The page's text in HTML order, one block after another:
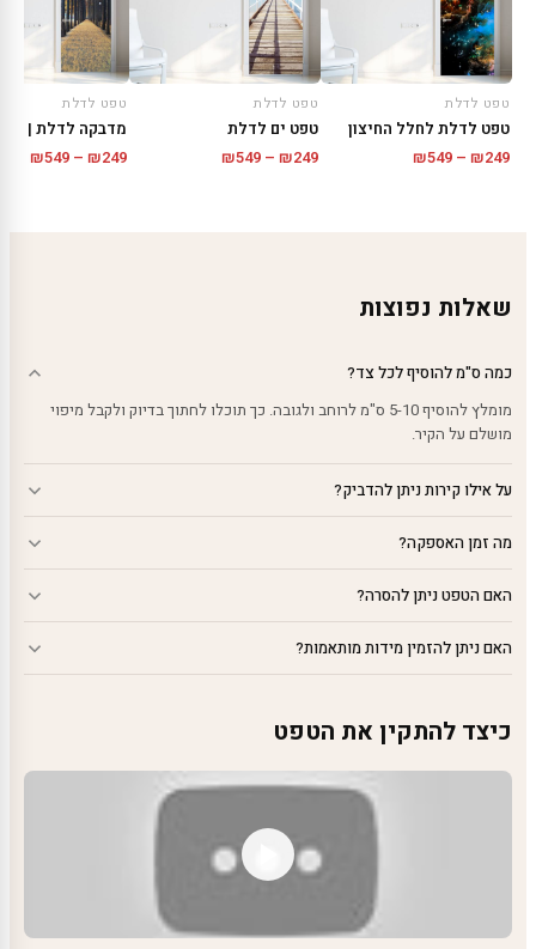
טפט לדלת
טפט לדלת לחלל החיצון
₪249
–
₪549
טפט לדלת
טפט ים לדלת
₪249
–
₪549
טפט לדלת
₪249
–
₪549
שאלות נפוצות
כמה ס"מ להוסיף לכל צד?
מומלץ להוסיף 5-10 ס"מ לרוחב ולגובה. כך תוכלו לחתוך בדיוק ולקבל מיפוי
מושלם על הקיר.
על אילו קירות ניתן להדביק?
מה זמן האספקה?
האם הטפט ניתן להסרה?
האם ניתן להזמין מידות מותאמות?
כיצד להתקין את הטפט